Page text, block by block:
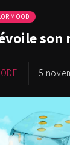
MOOD
son
5